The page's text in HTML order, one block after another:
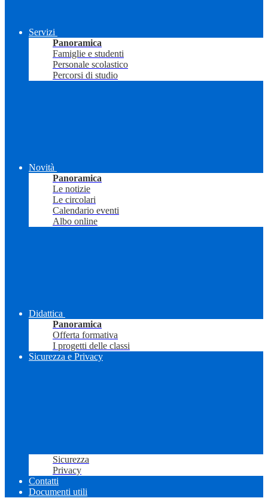
Servizi
Panoramica
Famiglie e studenti
Personale scolastico
Percorsi di studio
Novità
Panoramica
Le notizie
Le circolari
Calendario eventi
Albo online
Didattica
Panoramica
Offerta formativa
I progetti delle classi
Sicurezza e Privacy
Sicurezza
Privacy
Contatti
Documenti utili